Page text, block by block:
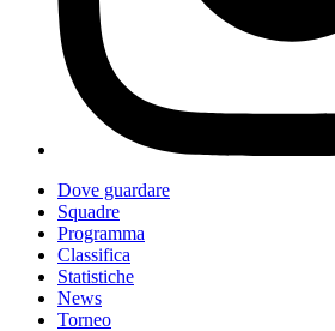
Dove guardare
Squadre
Programma
Classifica
Statistiche
News
Torneo